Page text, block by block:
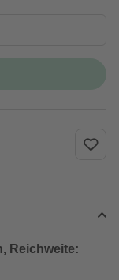
Reichweite: